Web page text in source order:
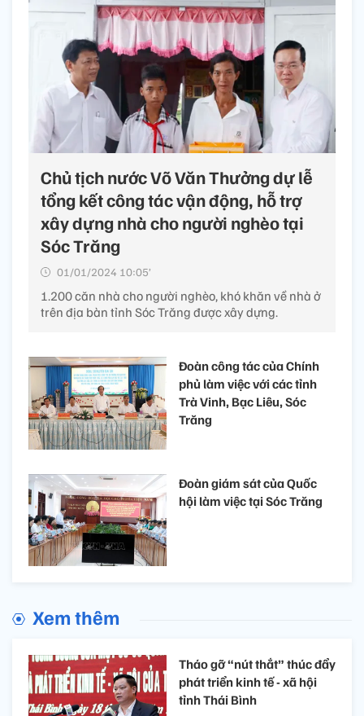
Chủ tịch nước Võ Văn Thưởng dự lễ
tổng kết công tác vận động, hỗ trợ
xây dựng nhà cho người nghèo tại
Sóc Trăng
01/01/2024 10:05’
1.200 căn nhà cho người nghèo, khó khăn về nhà ở
trên địa bàn tỉnh Sóc Trăng được xây dựng.
Đoàn công tác của Chính
phủ làm việc với các tỉnh
Trà Vinh, Bạc Liêu, Sóc
Trăng
Đoàn giám sát của Quốc
hội làm việc tại Sóc Trăng
Xem thêm
Tháo gỡ “nút thắt” thúc đẩy
phát triển kinh tế - xã hội
tỉnh Thái Bình